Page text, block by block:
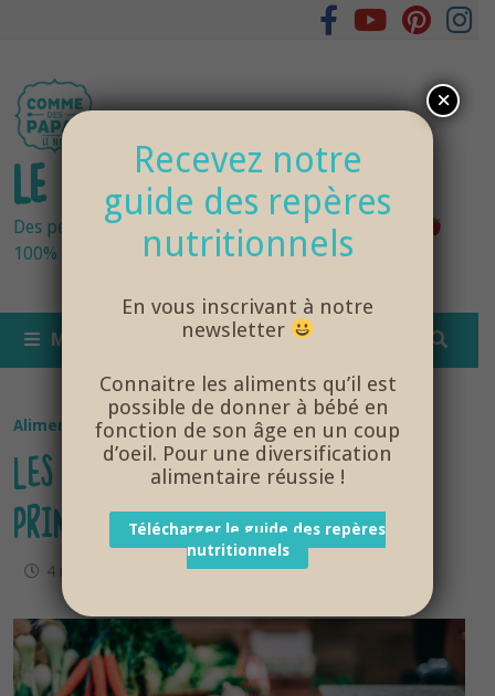
LE BLOG DES PAPAS
Des petits pots bébés fraîchement cuisinés
100% bio et de saison… et cela change tout !
MENU
Alimentation/Diversification Alimentaire
LES FRUITS ET LÉGUMES DE
PRINTEMPS
4 mai 2022
Recevez notre
guide des repères
nutritionnels
En vous inscrivant à notre
newsletter
Connaitre les aliments qu’il est
possible de donner à bébé en
fonction de son âge en un coup
d’oeil. Pour une diversification
alimentaire réussie !
Télécharger le guide des repères
nutritionnels
×